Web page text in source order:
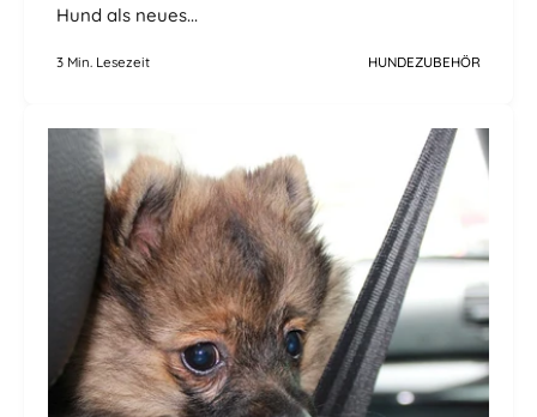
Hund als neues...
3 Min. Lesezeit HUNDEZUBEHÖR